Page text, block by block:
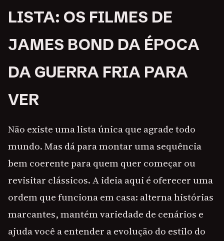
LISTA: OS FILMES DE
JAMES BOND DA ÉPOCA
DA GUERRA FRIA PARA
VER
Não existe uma lista única que agrade todo
mundo. Mas dá para montar uma sequência
bem coerente para quem quer começar ou
revisitar clássicos. A ideia aqui é oferecer uma
ordem que funciona em casa: alterna histórias
marcantes, mantém variedade de cenários e
ajuda você a entender a evolução do estilo do